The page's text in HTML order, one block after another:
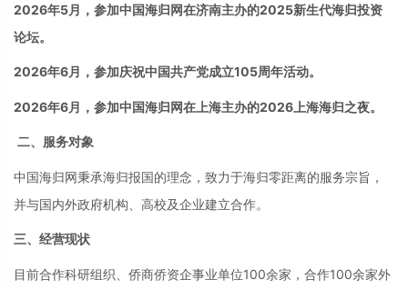
2026年5月， 参加中国海归网在济南主办的2025新生代海归投资
论坛。
2026年6月，参加庆祝中国共产党成立105周年活动。
2026年6月， 参加中国海归网在上海主办的2026 上海海归之夜。
二、服务对象
中国海归网秉承海归报国的理念，致力于海归零距离的服务宗旨，
并与国内外政府机构、高校及企业建立合作。
三、经营现状
目前合作科研组织、侨商侨资企事业单位100余家，合作100余家外